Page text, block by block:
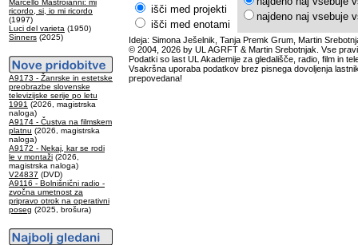
Marcello Mastroianni: mi
ricordo, si, io mi ricordo
(1997)
Luci del varieta (1950)
Sinners (2025)
A9173 - Žanrske in estetske
preobrazbe slovenske
televizijske serije po letu
1991 (2026, magistrska
naloga)
A9174 - Čustva na filmskem
platnu (2026, magistrska
naloga)
A9172 - Nekaj, kar se rodi
le v montaži (2026,
magistrska naloga)
V24837 (DVD)
A9116 - Bolnišnični radio -
zvočna umetnost za
pripravo otrok na operativni
poseg (2025, brošura)
išči med projekti
išči med enotami
najdeno naj vsebuje
Ideja: Simona Ješelnik, Tanja Premk Grum, Martin
© 2004, 2026 by UL AGRFT & Martin Srebotnjak. Vse
Podatki so last UL Akademije za gledališče, radio, film in
Vsakršna uporaba podatkov brez pisnega dovoljenja
prepovedana!